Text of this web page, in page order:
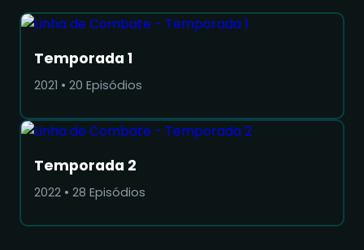
Temporada 1
2021 • 20 Episódios
Temporada 2
2022 • 28 Episódios